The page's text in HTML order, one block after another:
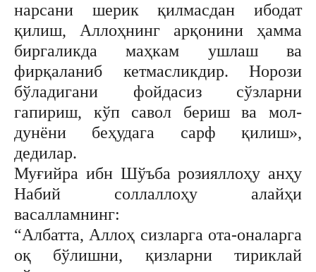
нарсани шерик қилмасдан ибодат
қилиш, Аллоҳнинг арқонини ҳамма
биргаликда маҳкам ушлаш ва
фирқаланиб кетмасликдир. Норози
бўладигани фойдасиз сўзларни
гапириш, кўп савол бериш ва мол-
дунёни беҳудага сарф қилиш»,
дедилар.
Муғийра ибн Шўъба розияллоҳу анҳу
Набий соллаллоҳу алайҳи
васалламнинг:
“Албатта, Аллоҳ сизларга ота-оналарга
оқ бўлишни, қизларни тириклай